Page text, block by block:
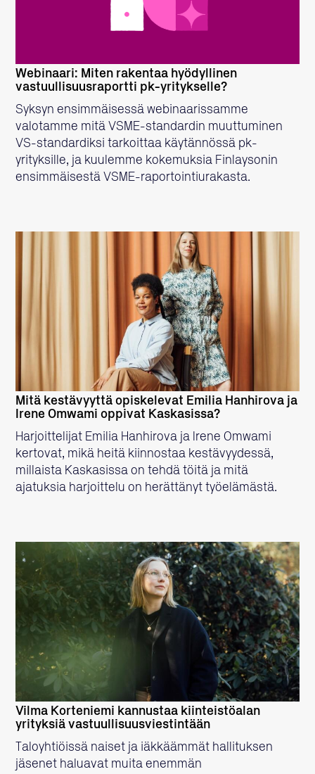
Webinaari: Miten rakentaa hyödyllinen
vastuullisuusraportti pk-yritykselle?
Syksyn ensimmäisessä webinaarissamme
valotamme mitä VSME-standardin muuttuminen
VS-standardiksi tarkoittaa käytännössä pk-
yrityksille, ja kuulemme kokemuksia Finlaysonin
ensimmäisestä VSME-raportointiurakasta.
LUE LISÄÄ
Mitä kestävyyttä opiskelevat Emilia Hanhirova ja
Irene Omwami oppivat Kaskasissa?
Harjoittelijat Emilia Hanhirova ja Irene Omwami
kertovat, mikä heitä kiinnostaa kestävyydessä,
millaista Kaskasissa on tehdä töitä ja mitä
ajatuksia harjoittelu on herättänyt työelämästä.
LUE LISÄÄ
Vilma Korteniemi kannustaa kiinteistöalan
yrityksiä vastuullisuusviestintään
Taloyhtiöissä naiset ja iäkkäämmät hallituksen
jäsenet haluavat muita enemmän